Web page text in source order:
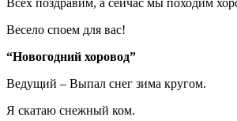
Весело споем для вас!
“Новогодний хоровод”
Ведущий – Выпал снег зима кругом.
Я скатаю снежный ком.